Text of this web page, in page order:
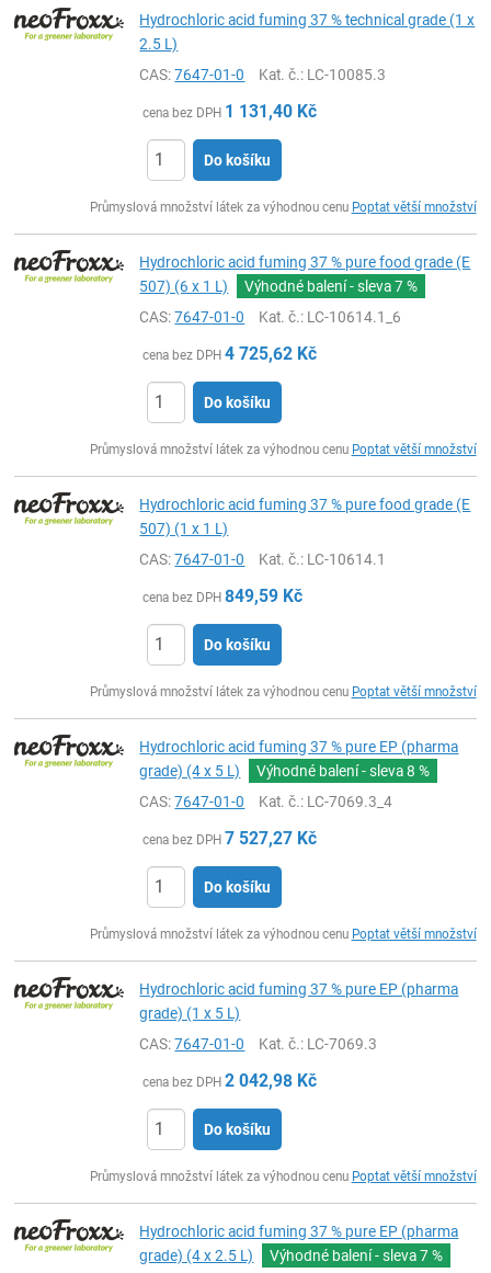
Hydrochloric acid fuming 37 % technical grade (1 x
2.5 L)
CAS:7647-01-0 Kat. č.: LC-10085.3
cena bez DPH 1 131,40 Kč
Do košíku
Průmyslová množství látek za výhodnou cenu Poptat větší množství
Hydrochloric acid fuming 37 % pure food grade (E
507) (6 x 1 L)
Výhodné balení - sleva7 %
CAS:7647-01-0 Kat. č.: LC-10614.1_6
cena bez DPH 4 725,62 Kč
Do košíku
Průmyslová množství látek za výhodnou cenu Poptat větší množství
Hydrochloric acid fuming 37 % pure food grade (E
507) (1 x 1 L)
CAS:7647-01-0 Kat. č.: LC-10614.1
cena bez DPH 849,59 Kč
Do košíku
Průmyslová množství látek za výhodnou cenu Poptat větší množství
Hydrochloric acid fuming 37 % pure EP (pharma
grade) (4 x 5 L)
Výhodné balení - sleva8 %
CAS:7647-01-0 Kat. č.: LC-7069.3_4
cena bez DPH 7 527,27 Kč
Do košíku
Průmyslová množství látek za výhodnou cenu Poptat větší množství
Hydrochloric acid fuming 37 % pure EP (pharma
grade) (1 x 5 L)
CAS:7647-01-0 Kat. č.: LC-7069.3
cena bez DPH 2 042,98 Kč
Do košíku
Průmyslová množství látek za výhodnou cenu Poptat větší množství
Hydrochloric acid fuming 37 % pure EP (pharma
grade) (4 x 2.5 L)
Výhodné balení - sleva7 %